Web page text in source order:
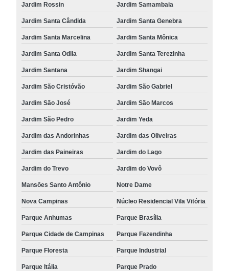
Jardim Rossin Jardim Samambaia
Jardim Santa Cândida Jardim Santa Genebra
Jardim Santa Marcelina Jardim Santa Mônica
Jardim Santa Odila Jardim Santa Terezinha
Jardim Santana Jardim Shangai
Jardim São Cristóvão Jardim São Gabriel
Jardim São José Jardim São Marcos
Jardim São Pedro Jardim Yeda
Jardim das Andorinhas Jardim das Oliveiras
Jardim das Paineiras Jardim do Lago
Jardim do Trevo Jardim do Vovô
Mansões Santo Antônio Notre Dame
Nova Campinas Núcleo Residencial Vila Vitória
Parque Anhumas Parque Brasília
Parque Cidade de Campinas Parque Fazendinha
Parque Floresta Parque Industrial
Parque Itália Parque Prado